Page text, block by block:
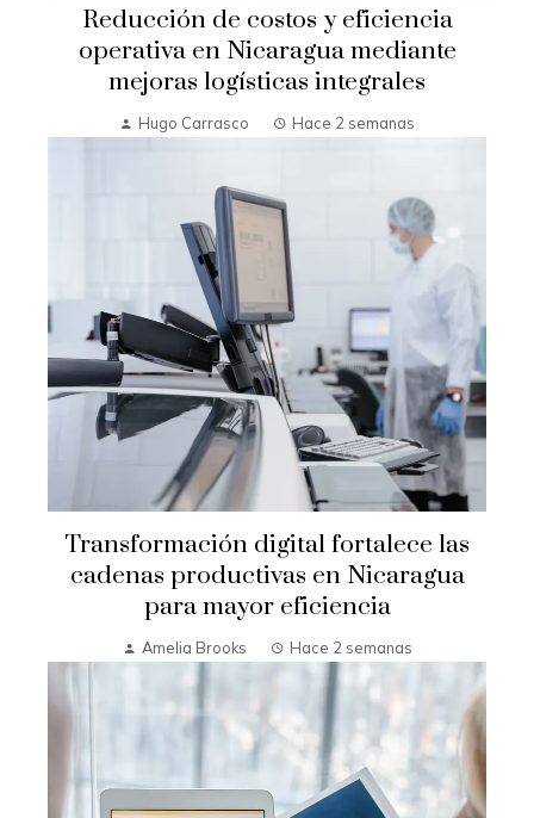
Reducción de costos y eficiencia
operativa en Nicaragua mediante
mejoras logísticas integrales
Hugo Carrasco Hace 2 semanas
Transformación digital fortalece las
cadenas productivas en Nicaragua
para mayor eficiencia
Amelia Brooks Hace 2 semanas